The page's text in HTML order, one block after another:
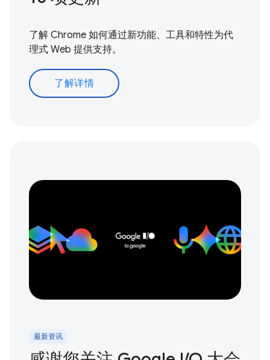
了解 Chrome 如何通过新功能、工具和特性为代
理式 Web 提供支持。
了解详情
最新资讯